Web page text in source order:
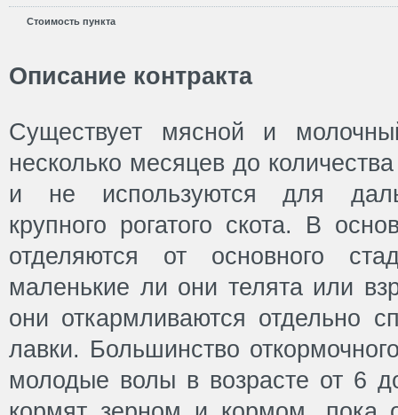
Стоимость пункта
Описание контракта
Существует мясной и
несколько месяцев до
и не используются для
крупного рогатого скота. В
отделяются от основного
маленькие ли они телята или
они откармливаются отдельно
лавки. Большинство
молодые волы в возрасте от 6